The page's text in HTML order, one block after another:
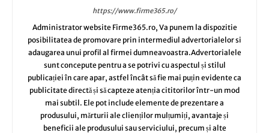
https://www.firme365.ro/
Administrator website Firme365.ro, Va punem la dispozitie
posibilitatea de promovare prin intermediul advertorialelor si
adaugarea unui profil al firmei dumneavoastra.Advertorialele
sunt concepute pentru a se potrivi cu aspectul și stilul
publicației în care apar, astfel încât să fie mai puțin evidente ca
publicitate directă și să capteze atenția cititorilor într-un mod
mai subtil. Ele pot include elemente de prezentare a
produsului, mărturii ale clienților mulțumiți, avantaje și
beneficii ale produsului sau serviciului, precum și alte